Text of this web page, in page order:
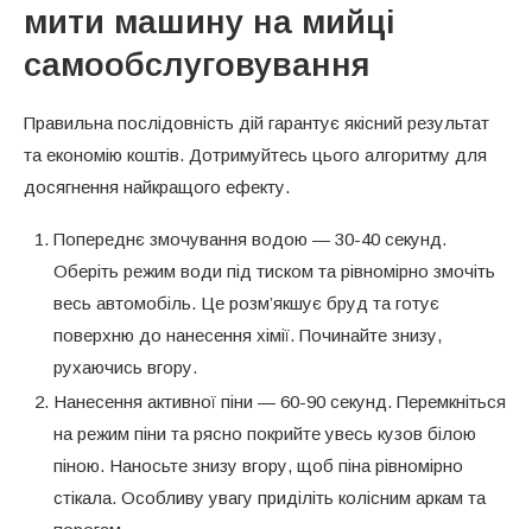
мити машину на мийці
самообслуговування
Правильна послідовність дій гарантує якісний результат
та економію коштів. Дотримуйтесь цього алгоритму для
досягнення найкращого ефекту.
Попереднє змочування водою — 30-40 секунд.
Оберіть режим води під тиском та рівномірно змочіть
весь автомобіль. Це розм’якшує бруд та готує
поверхню до нанесення хімії. Починайте знизу,
рухаючись вгору.
Нанесення активної піни — 60-90 секунд. Перемкніться
на режим піни та рясно покрийте увесь кузов білою
піною. Наносьте знизу вгору, щоб піна рівномірно
стікала. Особливу увагу приділіть колісним аркам та